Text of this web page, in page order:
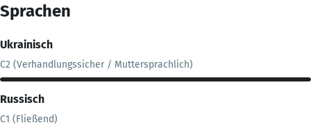
Sprachen
Ukrainisch
C2 (Verhandlungssicher / Muttersprachlich)
Russisch
C1 (Fließend)